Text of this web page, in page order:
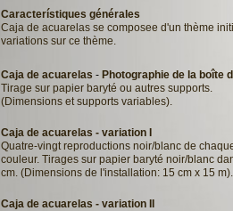
Característiques générales
Caja de acuarelas se composee d'un thème
variations sur ce thème.
Caja de acuarelas - variation II
Caja de acuarelas - variation I
Quatre-vingt reproductions noir/blanc de
couleur. Tirages sur papier baryté noir/blanc
cm. (Dimensions de l'installation: 15 cm x 15 m).
Caja de acuarelas - Photographie de la boîte
Tirage sur papier baryté ou autres supports.
(Dimensions et supports variables).